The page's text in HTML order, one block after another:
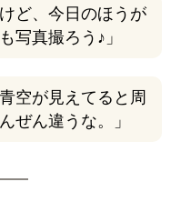
ど、今日のほうが
写真撮ろう♪」
空が見えてると周
ぜん違うな。」